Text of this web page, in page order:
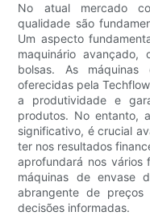
No atual mercado
qualidade são
Um aspecto
maquinário avançado,
bolsas. As
oferecidas pela
a produtividade e
produtos. No entanto,
significativo, é crucial
ter nos resultados
aprofundará nos vários
máquinas de envase
abrangente de
decisões informadas.